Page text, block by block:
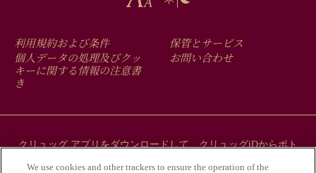
FOOTER
MENU
利用規約および条件
個人データの処理及びクッ
キーに関する情報の注意書
き
保管とサービス
お問い合わせ
クリュッグ アプリをダウンロードして、クリュッグiDからボト
We use cookies and other trackers to ensure the operation of the